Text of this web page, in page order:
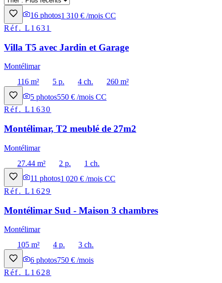
16 photos1 310 € /mois CC
Réf.L1631
Villa T5 avec Jardin et Garage
Montélimar
116 m²
5 p. 4 ch.
260 m²
5 photos550 € /mois CC
Réf.L1630
Montélimar, T2 meublé de 27m2
Montélimar
27.44 m²
2 p.
1 ch.
11 photos1 020 € /mois CC
Réf.L1629
Montélimar Sud - Maison 3 chambres
Montélimar
105 m²
4 p.
3 ch.
6 photos750 € /mois
Réf.L1628